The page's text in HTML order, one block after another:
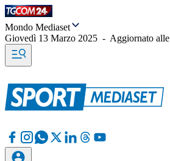
Mondo Mediaset
Giovedì 13 Marzo 2025 - Aggiornato alle